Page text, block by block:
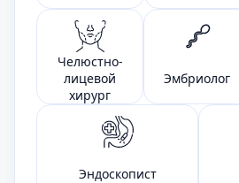
Челюстно-
лицевой
хирург
Эмбриолог
Эндоскопист